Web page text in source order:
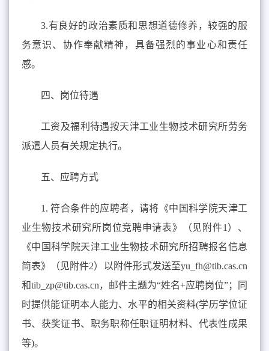
3.有良好的政治素质和思想道德修养，较强的服
务意识、协作奉献精神，具备强烈的事业心和责任
感。
四、岗位待遇
工资及福利待遇按天津工业生物技术研究所劳务
派遣人员有关规定执行。
五、应聘方式
1. 符合条件的应聘者，请将《中国科学院天津工
业生物技术研究所岗位竞聘申请表》（见附件1）、
《中国科学院天津工业生物技术研究所招聘报名信息
简表》（见附件2）以附件形式发送至yu_fh@tib.cas.cn
和tib_zp@tib.cas.cn，邮件主题为“姓名+应聘岗位”；同
时提供能证明本人能力、水平的相关资料(学历学位证
书、获奖证书、职务职称任职证明材料、代表性成果
等)。